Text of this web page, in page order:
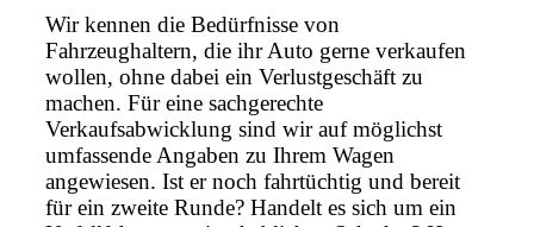
Wir kennen die Bedürfnisse von
Fahrzeughaltern, die ihr Auto gerne verkaufen
wollen, ohne dabei ein Verlustgeschäft zu
machen. Für eine sachgerechte
Verkaufsabwicklung sind wir auf möglichst
umfassende Angaben zu Ihrem Wagen
angewiesen. Ist er noch fahrtüchtig und bereit
für ein zweite Runde? Handelt es sich um ein